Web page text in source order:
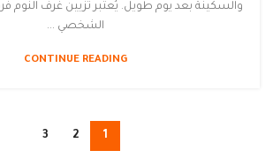
والسكينة بعد يوم طويل. يُعتبر تزيين غرف النوم
الشخصي ...
CONTINUE READING
1
2
3